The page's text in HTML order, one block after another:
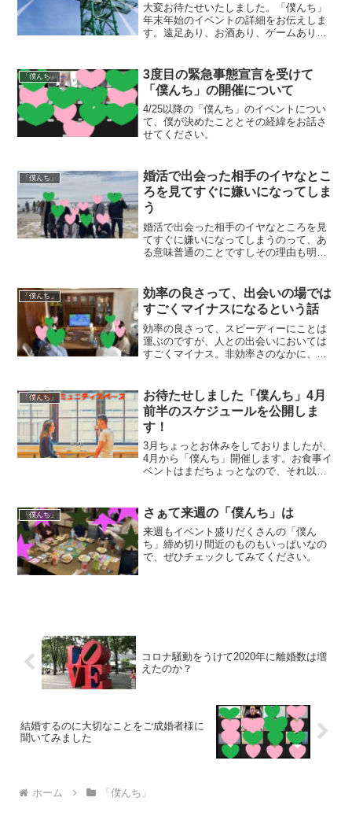
大変お待たせいたしました。「僕んち」
年末年始のイベントの詳細をお伝えしま
す。遠足あり、お酒あり、ゲームあり、
「僕んち」
3度目の緊急事態宣言を受けて
「僕んち」の開催について
4/25以降の「僕んち」のイベントについ
て、僕が決めたこととその経緯をお話さ
せてください。
「僕んち」
婚活で出会った相手のイヤなとこ
ろを見てすぐに嫌いになってしま
う
婚活で出会った相手のイヤなところを見
てすぐに嫌いになってしまうのって、あ
る意味普通のことですしその理由も明確
「僕んち」
効率の良さって、出会いの場では
すごくマイナスになるという話
効率の良さって、スピーディーにことは
運ぶのですが、人との出会いにおいては
すごくマイナス。非効率さのなかに、人
「僕んち」
お待たせしました「僕んち」4月
前半のスケジュールを公開しま
す！
3月ちょっとお休みをしておりましたが、
4月から「僕んち」開催します。お食事イ
ベントはまだちょっとなので、それ以外
「僕んち」 さぁて来週の「僕んち」は
来週もイベント盛りだくさんの「僕ん
ち」締め切り間近のものもいっぱいなの
で、ぜひチェックしてみてください。
コロナ騒動をうけて2020年に離婚数は増
えたのか？
結婚するのに大切なことをご成婚者様に
聞いてみました
ホーム 「僕んち」